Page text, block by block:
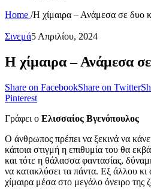
Home /Η χίμαιρα – Ανάμεσα σε δυο
Σινεμά5 Απριλίου, 2024
Η χίμαιρα – Ανάμεσα
Share on FacebookShare on Twitter
Pinterest
Γράφει ο Ελισσαίος Βγενόπουλος
Ο άνθρωπος πρέπει να ξεκινά να
κάποια στιγμή η επιθυμία του θα
και τότε η θάλασσα φαντασίας,
να κατακλύσει τα πάντα. Εξ άλλου κι
χίμαιρα μέσα στο μεγάλο όνειρο της